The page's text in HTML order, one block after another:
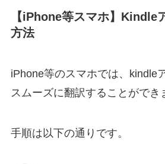
【iPhone等スマホ】Kindle
方法
iPhone等のスマホでは、kindle
スムーズに翻訳することができ
手順は以下の通りです。